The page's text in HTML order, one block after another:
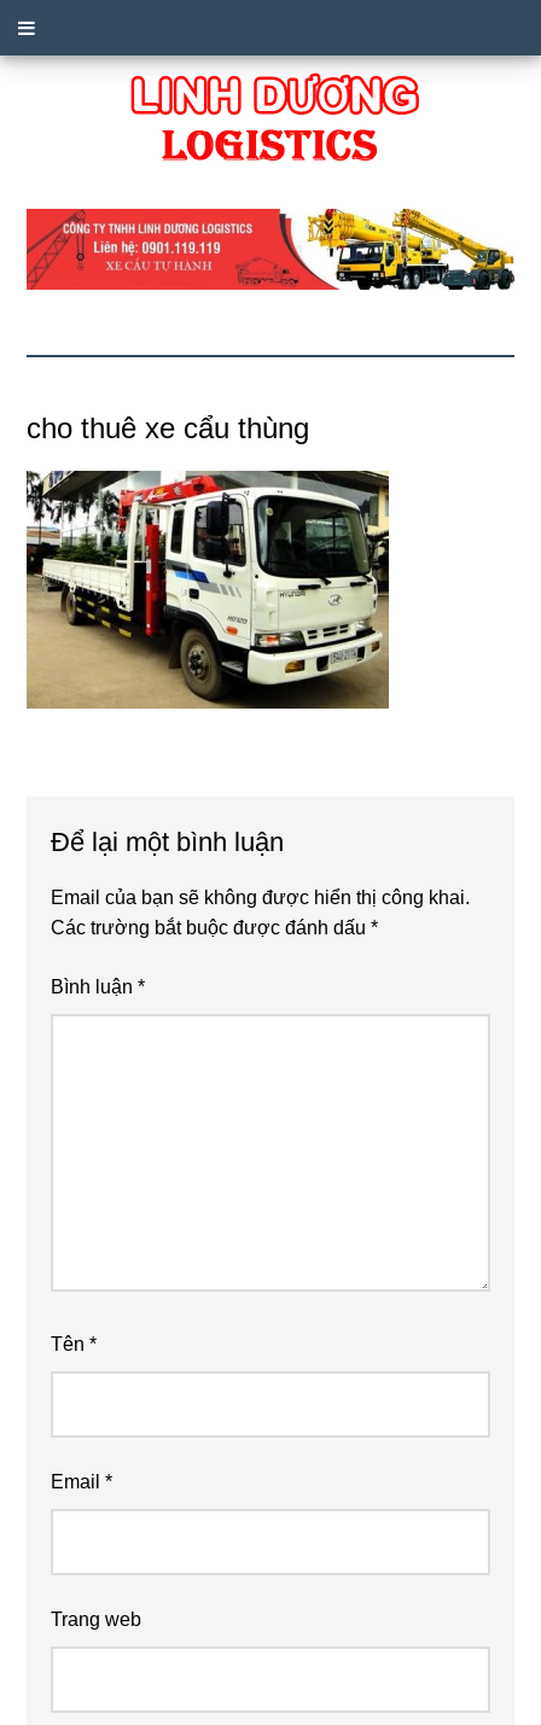
cho thuê xe cẩu thùng
Interactions
Để lại một bình luận
Email của bạn sẽ không được hiển thị công khai.
Các trường bắt buộc được đánh dấu*
Bình luận*
Tên*
Email*
Trang web